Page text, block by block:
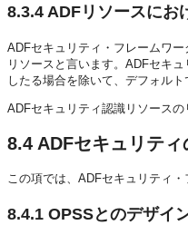
8.3.4 ADFリソースにお
ADFセキュリティ・フレームワ
リソースと言います。ADFセキ
したる場合を除いて、デフォルト
ADFセキュリティ認識リソースの
8.4 ADFセキュリテ
この項では、ADFセキュリティ
8.4.1 OPSSとのデザイ